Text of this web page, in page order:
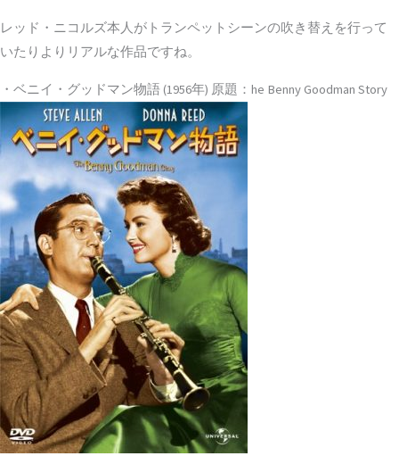
レッド・ニコルズ本人がトランペットシーンの吹き替えを行って
いたりよりリアルな作品ですね。
・ベニイ・グッドマン物語 (1956年) 原題：he Benny Goodman Story